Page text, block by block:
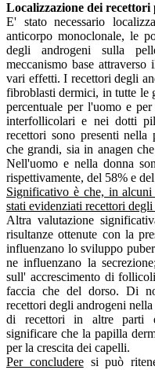
Localizzazione dei
E' stato necessario
anticorpo monoclonale, le
degli androgeni sulla
meccanismo base
vari effetti. I recettori degli
fibroblasti dermici, in tutte le
percentuale per l'uomo e
interfollicolari e nei dotti
recettori sono presenti
che grandi, sia in anagen
Nell'uomo e nella donna
rispettivamente, del 58% e
Significativo è che, in
stati evidenziati recettori
Altra valutazione
risultanze ottenute con la
influenzano lo sviluppo
ne influenzano la
sull' accrescimento di
faccia che del dorso. Di
recettori degli androgeni nella
di recettori in altre parti
significare che la papilla
per la crescita dei capelli.
Per concluderesi può